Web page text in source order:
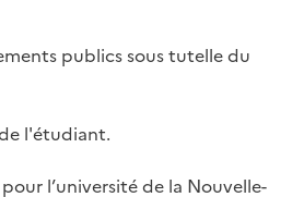
publics sous tutelle du
l'étudiant.
l’université de la Nouvelle-